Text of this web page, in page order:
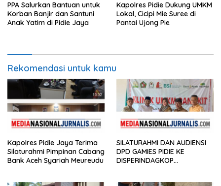
PPA Salurkan Bantuan untuk
Korban Banjir dan Santuni
Anak Yatim di Pidie Jaya
Kapolres Pidie Dukung UMKM
Lokal, Cicipi Mie Suree di
Pantai Ujong Pie
Rekomendasi untuk kamu
Kapolres Pidie Jaya Terima
Silaturahmi Pimpinan Cabang
Bank Aceh Syariah Meureudu
SILATURAHMI DAN AUDIENSI
DPD GAMIES PIDIE KE
DISPERINDAGKOP